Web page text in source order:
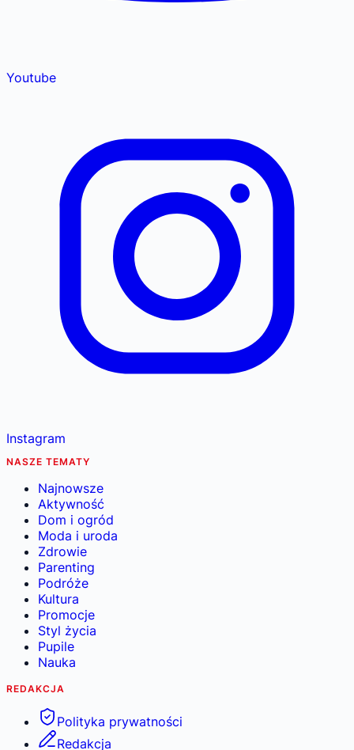
Youtube
Instagram
NASZE TEMATY
Najnowsze
Aktywność
Dom i ogród
Moda i uroda
Zdrowie
Parenting
Podróże
Kultura
Promocje
Styl życia
Pupile
Nauka
REDAKCJA
Polityka prywatności
Redakcja